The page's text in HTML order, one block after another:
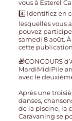
🎁CONCOURS
MardiMidiPile
avec le
Après une
danses,
de la piscine, la
Caravaning se